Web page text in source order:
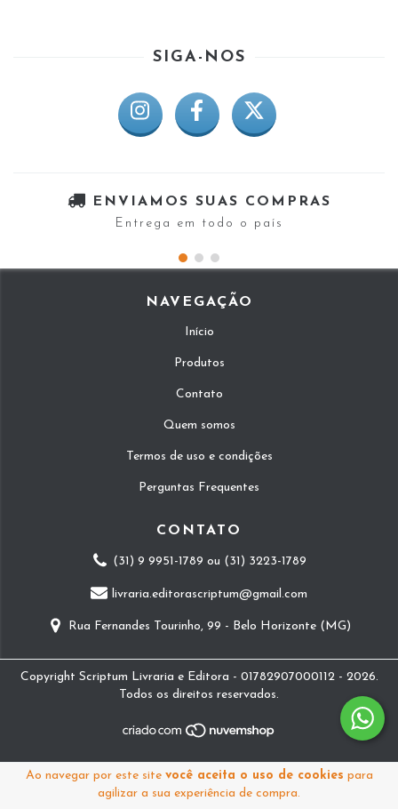
Ao navegar por este site você aceita o uso de cookies para
agilizar a sua experiência de compra.
SIGA-NOS
ENVIAMOS SUAS COMPRAS
Entrega em todo o país
NAVEGAÇÃO
Início
Produtos
Contato
Quem somos
Termos de uso e condições
Perguntas Frequentes
CONTATO
(31) 9 9951-1789 ou (31) 3223-1789
livraria.editorascriptum@gmail.com
Rua Fernandes Tourinho, 99 - Belo Horizonte (MG)
Copyright Scriptum Livraria e Editora - 01782907000112 - 2026.
Todos os direitos reservados.